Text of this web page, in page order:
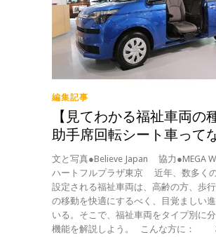
編集記事
【見てわかる福祉車両の
助手席回転シート車って
文と写真●Believe Japan 協力●MEGA
ハートフルプラザ東京 近年、数多く
設定される福祉車両は、高齢の方、歩
の移動を快適にするべく、目覚ましい
いる。そこで、福祉車両をタイプ別に
機能を解説しよう。 こんな方に：